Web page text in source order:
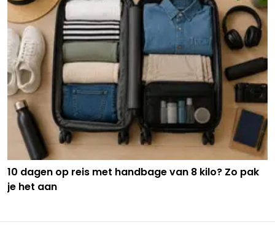
10 dagen op reis met handbage van 8 kilo? Zo pak
je het aan